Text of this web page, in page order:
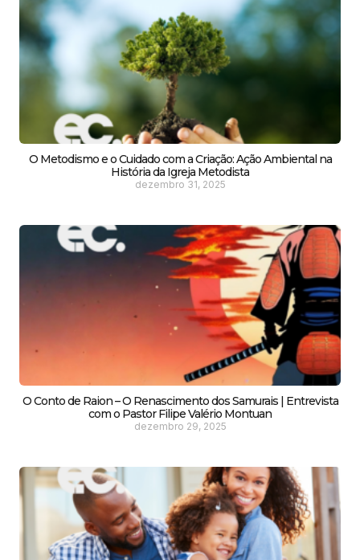
O Metodismo e o Cuidado com a Criação: Ação Ambiental na
História da Igreja Metodista
dezembro 31, 2025
O Conto de Raion – O Renascimento dos Samurais | Entrevista
com o Pastor Filipe Valério Montuan
dezembro 29, 2025